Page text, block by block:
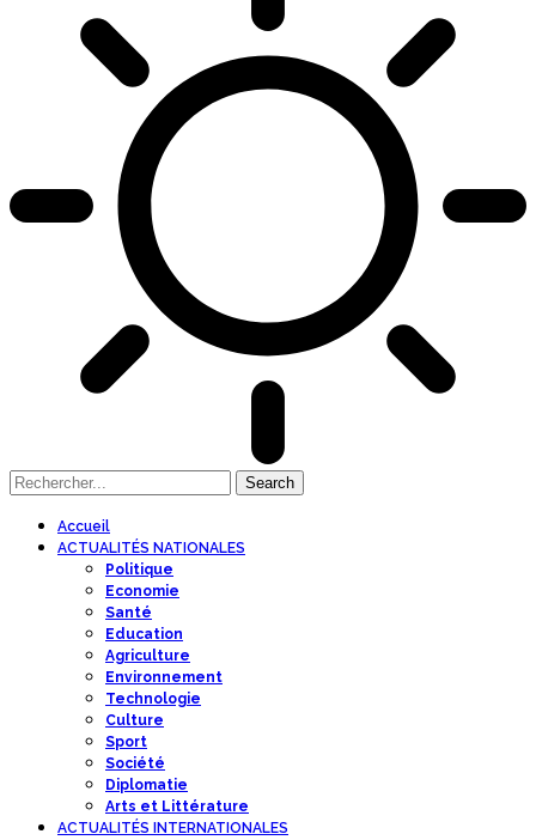
Accueil
ACTUALITÉS NATIONALES
Politique
Economie
Santé
Education
Agriculture
Environnement
Technologie
Culture
Sport
Société
Diplomatie
Arts et Littérature
ACTUALITÉS INTERNATIONALES